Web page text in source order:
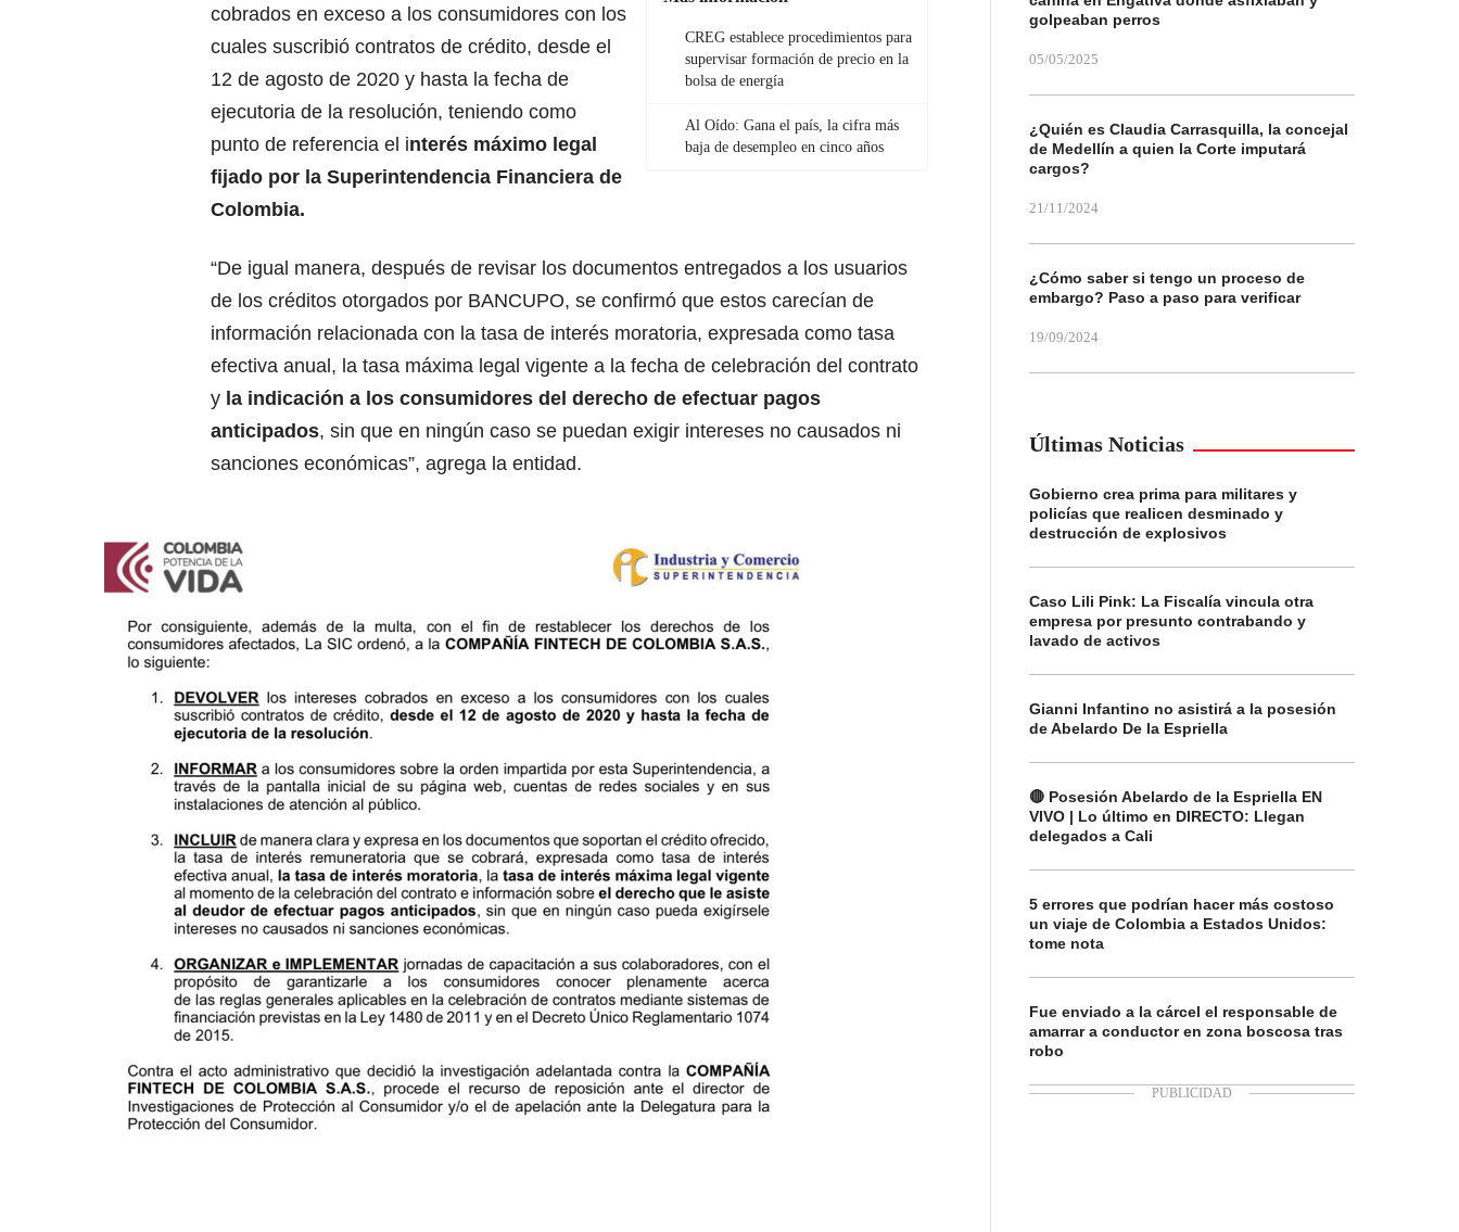
CREG establece procedimientos para
supervisar formación de precio en la
bolsa de energía
Al Oído: Gana el país, la cifra más
baja de desempleo en cinco años
cobrados en exceso a los consumidores con los
cuales suscribió contratos de crédito, desde el
12 de agosto de 2020 y hasta la fecha de
ejecutoria de la resolución, teniendo como
punto de referencia el interés máximo legal
fijado por la Superintendencia Financiera de
Colombia.
“De igual manera, después de revisar los documentos entregados a los usuarios
de los créditos otorgados por BANCUPO, se confirmó que estos carecían de
información relacionada con la tasa de interés moratoria, expresada como tasa
efectiva anual, la tasa máxima legal vigente a la fecha de celebración del contrato
y la indicación a los consumidores del derecho de efectuar pagos
anticipados, sin que en ningún caso se puedan exigir intereses no causados ni
sanciones económicas”, agrega la entidad.
golpeaban perros
05/05/2025
¿Quién es Claudia Carrasquilla, la concejal
de Medellín a quien la Corte imputará
cargos?
21/11/2024
¿Cómo saber si tengo un proceso de
embargo? Paso a paso para verificar
19/09/2024
Últimas Noticias
Gobierno crea prima para militares y
policías que realicen desminado y
destrucción de explosivos
Caso Lili Pink: La Fiscalía vincula otra
empresa por presunto contrabando y
lavado de activos
Gianni Infantino no asistirá a la posesión
de Abelardo De la Espriella
🔴 Posesión Abelardo de la Espriella EN
VIVO | Lo último en DIRECTO: Llegan
delegados a Cali
5 errores que podrían hacer más costoso
un viaje de Colombia a Estados Unidos:
tome nota
Fue enviado a la cárcel el responsable de
amarrar a conductor en zona boscosa tras
robo